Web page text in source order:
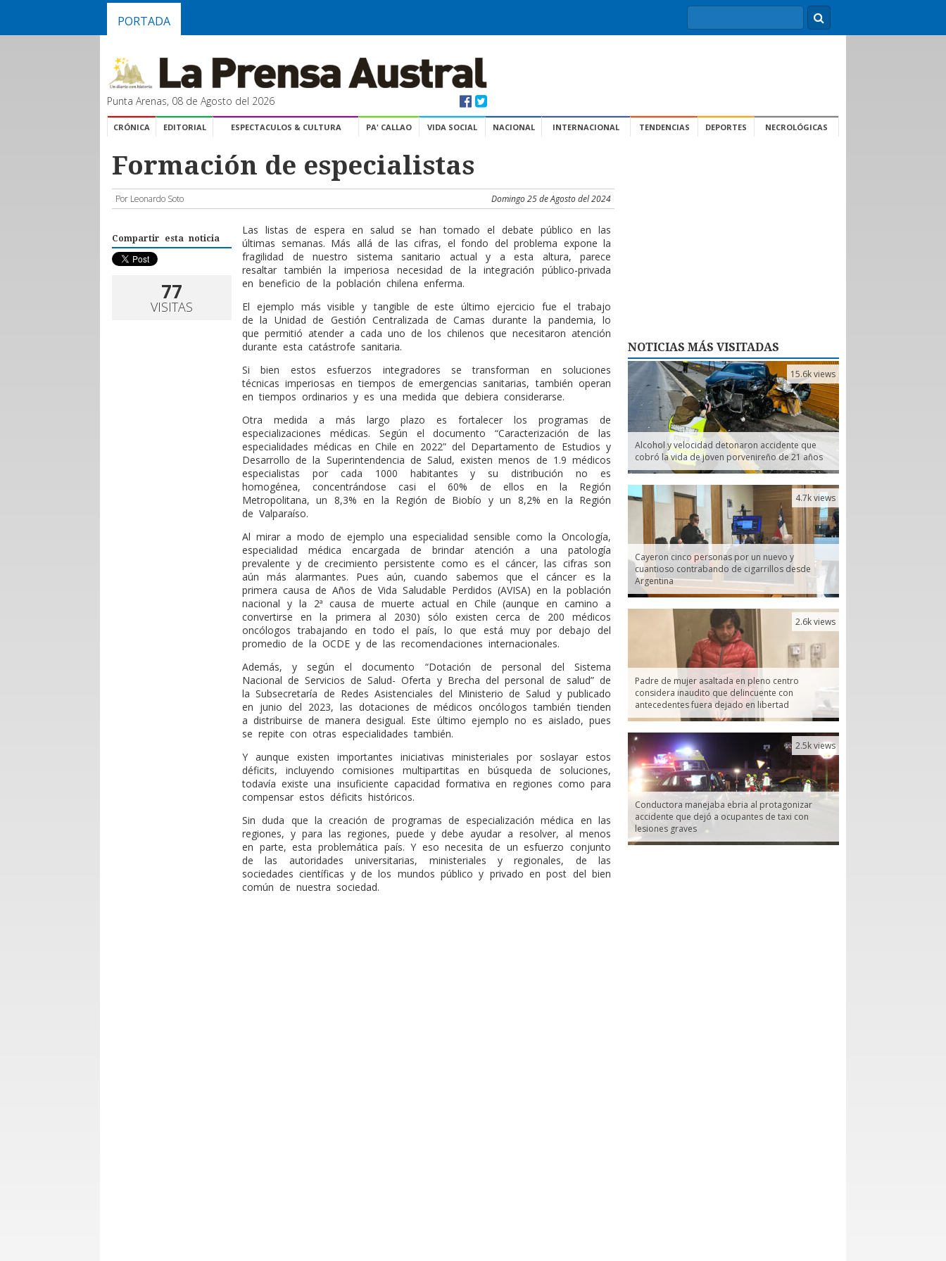
PORTADA
Punta Arenas, 08 de Agosto del 2026
CRÓNICA EDITORIAL ESPECTACULOS & CULTURA PA' CALLAO VIDA SOCIAL NACIONAL INTERNACIONAL TENDENCIAS DEPORTES NECROLÓGICAS
Formación de especialistas
Por Leonardo Soto Domingo 25 de Agosto del 2024
Compartir esta noticia
77
VISITAS
Las listas de espera en salud se han tomado el debate público en las
últimas semanas. Más allá de las cifras, el fondo del problema expone la
fragilidad de nuestro sistema sanitario actual y a esta altura, parece
resaltar también la imperiosa necesidad de la integración público-privada
en beneficio de la población chilena enferma.
El ejemplo más visible y tangible de este último ejercicio fue el trabajo
de la Unidad de Gestión Centralizada de Camas durante la pandemia, lo
que permitió atender a cada uno de los chilenos que necesitaron atención
durante esta catástrofe sanitaria.
Si bien estos esfuerzos integradores se transforman en soluciones
técnicas imperiosas en tiempos de emergencias sanitarias, también operan
en tiempos ordinarios y es una medida que debiera considerarse.
Otra medida a más largo plazo es fortalecer los programas de
especializaciones médicas. Según el documento “Caracterización de las
especialidades médicas en Chile en 2022” del Departamento de Estudios y
Desarrollo de la Superintendencia de Salud, existen menos de 1.9 médicos
especialistas por cada 1000 habitantes y su distribución no es
homogénea, concentrándose casi el 60% de ellos en la Región
Metropolitana, un 8,3% en la Región de Biobío y un 8,2% en la Región
de Valparaíso.
Al mirar a modo de ejemplo una especialidad sensible como la Oncología,
especialidad médica encargada de brindar atención a una patología
prevalente y de crecimiento persistente como es el cáncer, las cifras son
aún más alarmantes. Pues aún, cuando sabemos que el cáncer es la
primera causa de Años de Vida Saludable Perdidos (AVISA) en la población
nacional y la 2ª causa de muerte actual en Chile (aunque en camino a
convertirse en la primera al 2030) sólo existen cerca de 200 médicos
oncólogos trabajando en todo el país, lo que está muy por debajo del
promedio de la OCDE y de las recomendaciones internacionales.
Además, y según el documento “Dotación de personal del Sistema
Nacional de Servicios de Salud- Oferta y Brecha del personal de salud” de
la Subsecretaría de Redes Asistenciales del Ministerio de Salud y publicado
en junio del 2023, las dotaciones de médicos oncólogos también tienden
a distribuirse de manera desigual. Este último ejemplo no es aislado, pues
se repite con otras especialidades también.
Y aunque existen importantes iniciativas ministeriales por soslayar estos
déficits, incluyendo comisiones multipartitas en búsqueda de soluciones,
todavía existe una insuficiente capacidad formativa en regiones como para
compensar estos déficits históricos.
Sin duda que la creación de programas de especialización médica en las
regiones, y para las regiones, puede y debe ayudar a resolver, al menos
en parte, esta problemática país. Y eso necesita de un esfuerzo conjunto
de las autoridades universitarias, ministeriales y regionales, de las
sociedades científicas y de los mundos público y privado en post del bien
común de nuestra sociedad.
NOTICIAS MÁS VISITADAS
Alcohol y velocidad detonaron accidente que
cobró la vida de joven porvenireño de 21 años
15.6k views
Cayeron cinco personas por un nuevo y
cuantioso contrabando de cigarrillos desde
Argentina
4.7k views
Padre de mujer asaltada en pleno centro
considera inaudito que delincuente con
antecedentes fuera dejado en libertad
2.6k views
Conductora manejaba ebria al protagonizar
accidente que dejó a ocupantes de taxi con
lesiones graves
2.5k views